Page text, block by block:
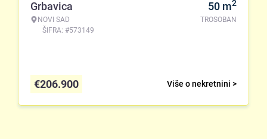
Grbavica
NOVI SAD
ŠIFRA: #573149
50 m2
TROSOBAN
Više o nekretnini >
€206.900